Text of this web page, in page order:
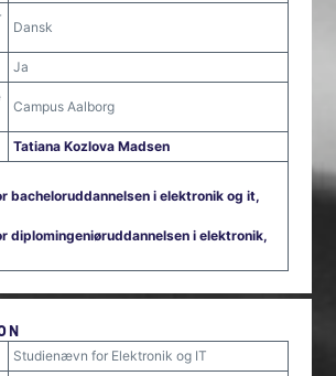
Dansk
Ja
Campus Aalborg
Tatiana Kozlova Madsen
bacheloruddannelsen i elektronik og it,
diplomingeniøruddannelsen i elektronik,
Studienævn for Elektronik og IT